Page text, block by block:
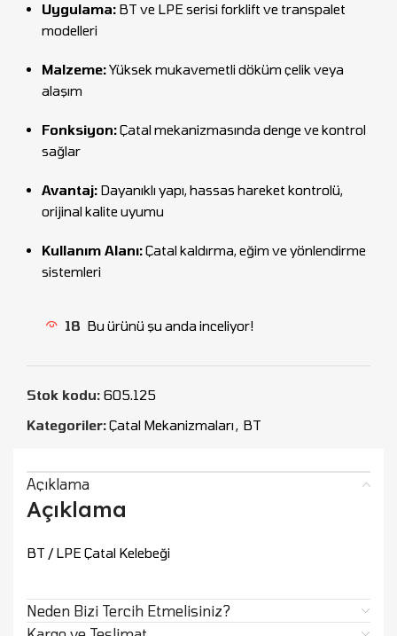
Uygulama: BT ve LPE serisi forklift ve transpalet
modelleri
Malzeme:Yüksek mukavemetli döküm çelik veya
alaşım
Fonksiyon:Çatal mekanizmasında denge ve kontrol
sağlar
Avantaj: Dayanıklı yapı, hassas hareket kontrolü,
orijinal kalite uyumu
Kullanım Alanı:Çatal kaldırma, eğim ve yönlendirme
sistemleri
18 Bu ürünü şu anda inceliyor!
Stok kodu: 605.125
Kategoriler:Çatal Mekanizmaları, BT
Açıklama
Açıklama
BT / LPE Çatal Kelebeği
Neden Bizi Tercih Etmelisiniz?